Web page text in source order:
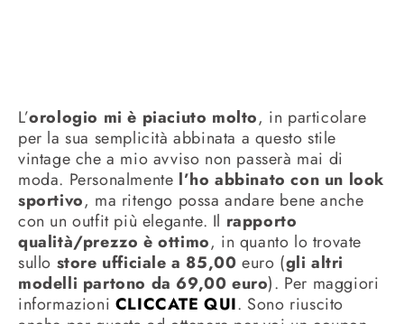
L’orologio mi è piaciuto molto, in particolare
per la sua semplicità abbinata a questo stile
vintage che a mio avviso non passerà mai di
moda. Personalmente l’ho abbinato con un look
sportivo, ma ritengo possa andare bene anche
con un outfit più elegante. Il rapporto
qualità/prezzo è ottimo, in quanto lo trovate
sullo store ufficiale a 85,00 euro (gli altri
modelli partono da 69,00 euro). Per maggiori
informazioni CLICCATE QUI. Sono riuscito